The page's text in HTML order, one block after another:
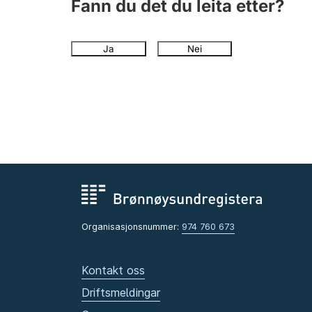
Fann du det du leita etter?
Ja Nei
Organisasjonsnummer: 974 760 673
Kontakt oss
Driftsmeldingar